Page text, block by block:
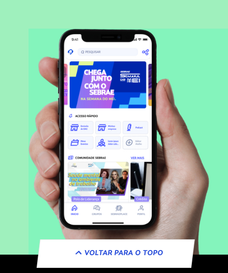
VOLTAR PARA O TOPO